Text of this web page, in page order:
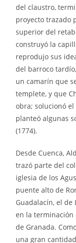
del claustro,
proyecto trazado
superior del
construyó la
reprodujo sus
del barroco
un camarín que
templete, y que
obra; solucionó
planteó algunas
(1774).
Desde Cuenca,
trazó parte del
iglesia de los
puente alto de
Guadalacín, el
en la terminación
de Granada.
una gran